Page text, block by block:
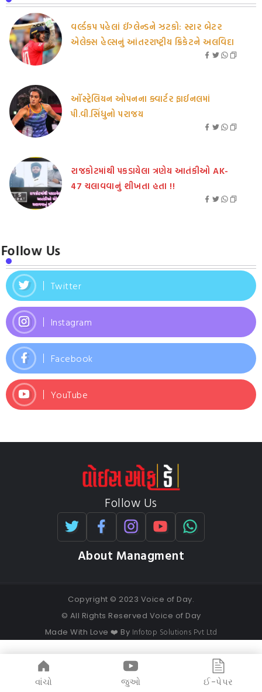
વર્લ્ડકપ પહેલાં ઈંગ્લેન્ડને ઝટકો: સ્ટાર બેટર
એલેક્સ હેલ્સનું આંતરરાષ્ટ્રીય ક્રિકેટને અલવિદા
ઑસ્ટ્રેલિયન ઓપનના ક્વાર્ટર ફાઈનલમાં
પી.વી.સિંધુનો પરાજય
રાજકોટમાંથી પકડાયેલા ત્રણેય આતંકીઓ AK-
47 ચલાવવાનું શીખતા હતા !!
Follow Us
Twitter
Instagram
Facebook
YouTube
Follow Us
About Managment
Copyright © 2023 Voice of Day.
© All Rights Reserved Voice of Day
Made With Love ❤️ By Infotop Solutions Pvt Ltd
વાંચો જુઓ ઈ-પેપર